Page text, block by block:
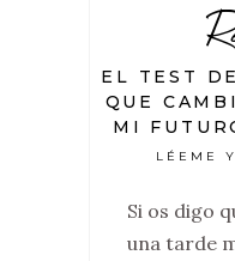
EL TEST
QUE
MI
LÉEME
Si os digo
una tarde